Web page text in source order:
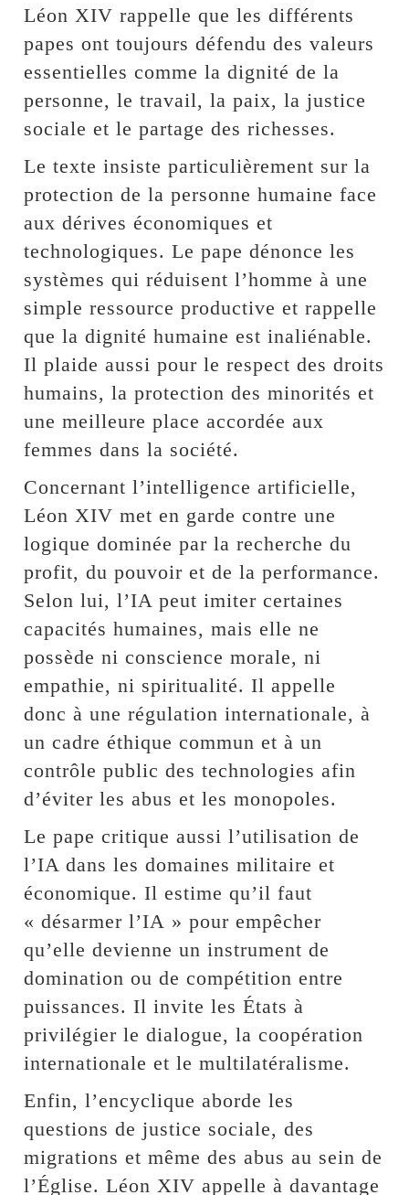
Léon XIV rappelle que les différents
papes ont toujours défendu des valeurs
essentielles comme la dignité de la
personne, le travail, la paix, la justice
sociale et le partage des richesses.
Le texte insiste particulièrement sur la
protection de la personne humaine face
aux dérives économiques et
technologiques. Le pape dénonce les
systèmes qui réduisent l’homme à une
simple ressource productive et rappelle
que la dignité humaine est inaliénable.
Il plaide aussi pour le respect des droits
humains, la protection des minorités et
une meilleure place accordée aux
femmes dans la société.
Concernant l’intelligence artificielle,
Léon XIV met en garde contre une
logique dominée par la recherche du
profit, du pouvoir et de la performance.
Selon lui, l’IA peut imiter certaines
capacités humaines, mais elle ne
possède ni conscience morale, ni
empathie, ni spiritualité. Il appelle
donc à une régulation internationale, à
un cadre éthique commun et à un
contrôle public des technologies afin
d’éviter les abus et les monopoles.
Le pape critique aussi l’utilisation de
l’IA dans les domaines militaire et
économique. Il estime qu’il faut
« désarmer l’IA » pour empêcher
qu’elle devienne un instrument de
domination ou de compétition entre
puissances. Il invite les États à
privilégier le dialogue, la coopération
internationale et le multilatéralisme.
Enfin, l’encyclique aborde les
questions de justice sociale, des
migrations et même des abus au sein de
l’Église. Léon XIV appelle à davantage